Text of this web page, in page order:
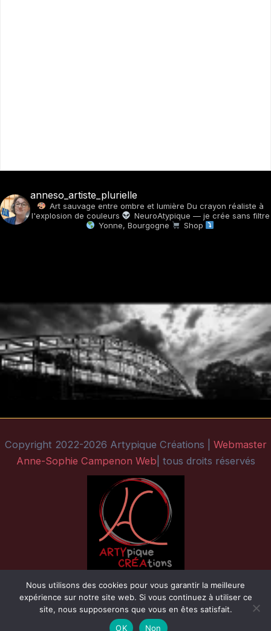
anneso_artiste_plurielle
Art sauvage entre ombre et lumière Du crayon réaliste à
l'explosion de couleurs
NeuroAtypique — je crée sans filtre
Yonne, Bourgogne
Shop
Copyright 2022-2026 Artypique Créations | Webmaster
Anne-Sophie Campenon Web | tous droits réservés
Nous utilisons des cookies pour vous garantir la meilleure
expérience sur notre site web. Si vous continuez à utiliser ce
site, nous supposerons que vous en êtes satisfait.
OK
Non